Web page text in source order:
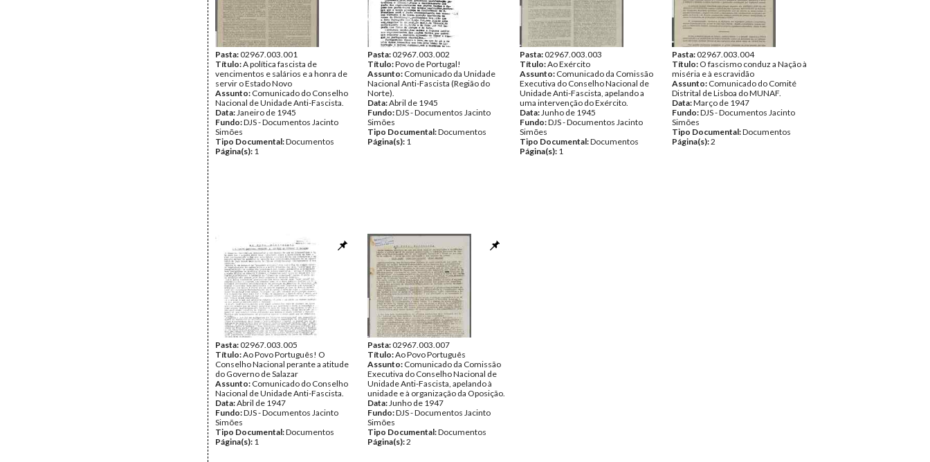
Pasta:02967.003.001
Título:A política fascista de
vencimentos e salários e a honra de
servir o Estado Novo
Assunto: Comunicado do Conselho
Nacional de Unidade Anti-Fascista.
Data:Janeiro de 1945
Fundo:DJS - Documentos Jacinto
Simões
Tipo Documental:Documentos
Página(s): 1
Pasta:02967.003.002
Título:Povo de Portugal!
Assunto: Comunicado da Unidade
Nacional Anti-Fascista (Região do
Norte).
Data:Abril de 1945
Fundo:DJS - Documentos Jacinto
Simões
Tipo Documental:Documentos
Página(s): 1
Pasta:02967.003.003
Título:Ao Exército
Assunto: Comunicado da Comissão
Executiva do Conselho Nacional de
Unidade Anti-Fascista, apelando a
uma intervenção do Exército.
Data:Junho de 1945
Fundo:DJS - Documentos Jacinto
Simões
Tipo Documental:Documentos
Página(s): 1
Pasta:02967.003.004
Título: O fascismo conduz a Nação à
miséria e à escravidão
Assunto: Comunicado do Comité
Distrital de Lisboa do MUNAF.
Data:Março de 1947
Fundo:DJS - Documentos Jacinto
Simões
Tipo Documental:Documentos
Página(s):2
Pasta:02967.003.005
Título:Ao Povo Português! O
Conselho Nacional perante a atitude
do Governo de Salazar
Assunto: Comunicado do Conselho
Nacional de Unidade Anti-Fascista.
Data:Abril de 1947
Fundo:DJS - Documentos Jacinto
Simões
Tipo Documental:Documentos
Página(s): 1
Pasta:02967.003.007
Título:Ao Povo Português
Assunto: Comunicado da Comissão
Executiva do Conselho Nacional de
Unidade Anti-Fascista, apelando à
unidade e à organização da Oposição.
Data:Junho de 1947
Fundo:DJS - Documentos Jacinto
Simões
Tipo Documental:Documentos
Página(s):2